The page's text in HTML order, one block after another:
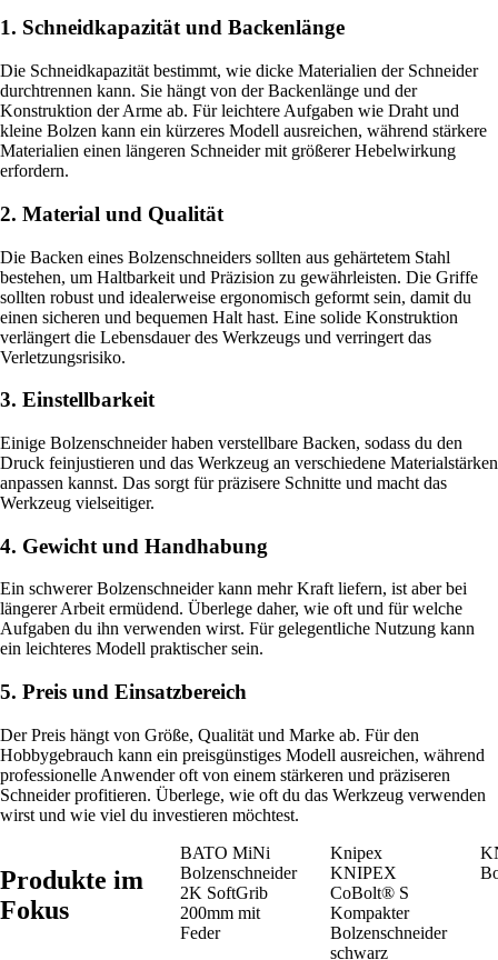
1. Schneidkapazität und Backenlänge
Die Schneidkapazität bestimmt, wie dicke Materialien der Schneider
durchtrennen kann. Sie hängt von der Backenlänge und der
Konstruktion der Arme ab. Für leichtere Aufgaben wie Draht und
kleine Bolzen kann ein kürzeres Modell ausreichen, während stärkere
Materialien einen längeren Schneider mit größerer Hebelwirkung
erfordern.
2. Material und Qualität
Die Backen eines Bolzenschneiders sollten aus gehärtetem Stahl
bestehen, um Haltbarkeit und Präzision zu gewährleisten. Die Griffe
sollten robust und idealerweise ergonomisch geformt sein, damit du
einen sicheren und bequemen Halt hast. Eine solide Konstruktion
verlängert die Lebensdauer des Werkzeugs und verringert das
Verletzungsrisiko.
3. Einstellbarkeit
Einige Bolzenschneider haben verstellbare Backen, sodass du den
Druck feinjustieren und das Werkzeug an verschiedene Materialstärken
anpassen kannst. Das sorgt für präzisere Schnitte und macht das
Werkzeug vielseitiger.
4. Gewicht und Handhabung
Ein schwerer Bolzenschneider kann mehr Kraft liefern, ist aber bei
längerer Arbeit ermüdend. Überlege daher, wie oft und für welche
Aufgaben du ihn verwenden wirst. Für gelegentliche Nutzung kann
ein leichteres Modell praktischer sein.
5. Preis und Einsatzbereich
Der Preis hängt von Größe, Qualität und Marke ab. Für den
Hobbygebrauch kann ein preisgünstiges Modell ausreichen, während
professionelle Anwender oft von einem stärkeren und präziseren
Schneider profitieren. Überlege, wie oft du das Werkzeug verwenden
wirst und wie viel du investieren möchtest.
Produkte im
Fokus
BATO MiNi
Bolzenschneider
2K SoftGrib
200mm mit
Feder
Knipex
KNIPEX
CoBolt® S
Kompakter
Bolzenschneider
schwarz